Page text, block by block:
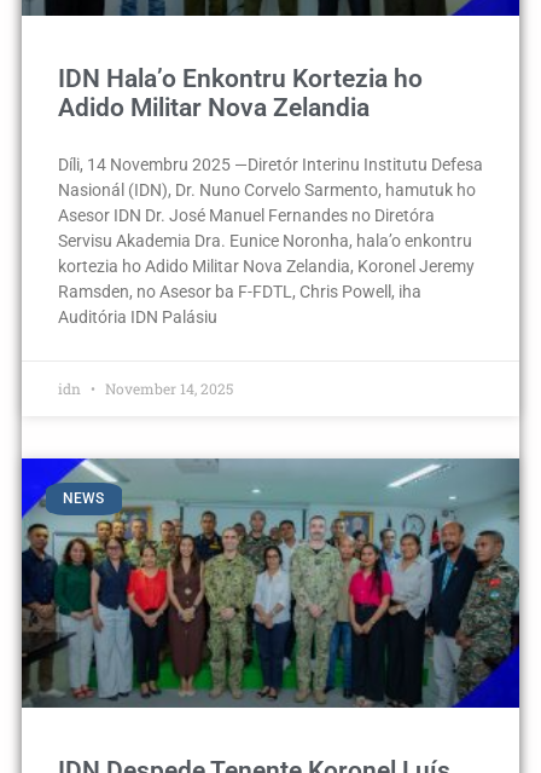
IDN Hala’o Enkontru Kortezia ho
Adido Militar Nova Zelandia
Díli, 14 Novembru 2025 —Diretór Interinu Institutu Defesa
Nasionál (IDN), Dr. Nuno Corvelo Sarmento, hamutuk ho
Asesor IDN Dr. José Manuel Fernandes no Diretóra
Servisu Akademia Dra. Eunice Noronha, hala’o enkontru
kortezia ho Adido Militar Nova Zelandia, Koronel Jeremy
Ramsden, no Asesor ba F-FDTL, Chris Powell, iha
Auditória IDN Palásiu
idn November 14, 2025
NEWS